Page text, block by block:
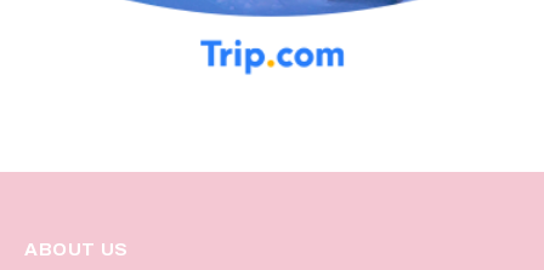
ABOUT US